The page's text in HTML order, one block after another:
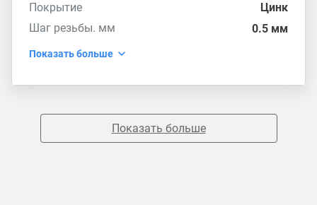
Покрытие
Цинк
Шаг резьбы. мм
0.5 мм
Показать больше
Показать больше